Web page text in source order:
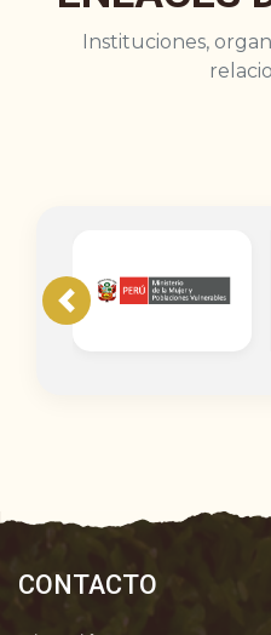
Instituciones,
CONTACTO